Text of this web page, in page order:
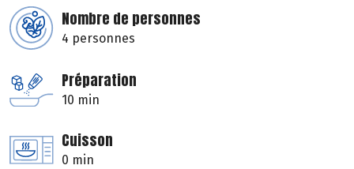
Nombre de personnes
4 personnes
Préparation
10 min
Cuisson
0 min